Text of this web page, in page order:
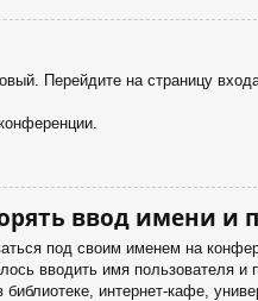
Перейдите на страницу
ввод имени и
под своим именем на
вводить имя пользователя
интернет-кафе,